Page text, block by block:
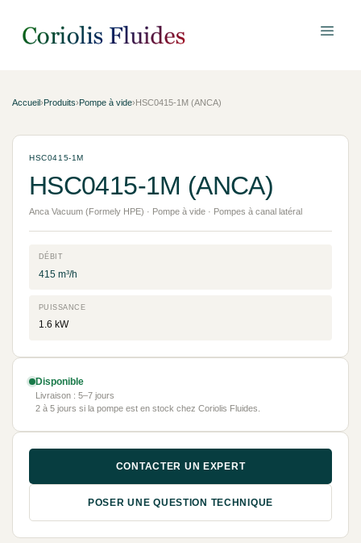
Accueil›Produits›Pompe à vide›HSC0415-1M (ANCA)
HSC0415-1M
HSC0415-1M (ANCA)
Anca Vacuum (Formely HPE) · Pompe à vide · Pompes à canal latéral
DÉBIT
415 m³/h
PUISSANCE
1.6 kW
Disponible
Livraison : 5–7 jours
2 à 5 jours si la pompe est en stock chez Coriolis Fluides.
CONTACTER UN EXPERT
POSER UNE QUESTION TECHNIQUE